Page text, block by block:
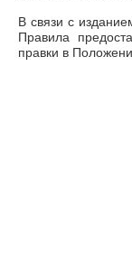
В связи с
Правила
правки в